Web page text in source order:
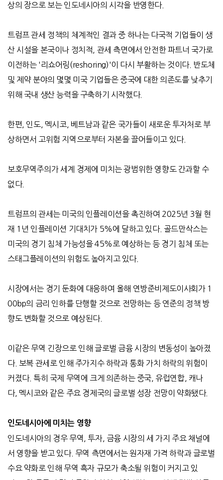
상의 장으로 보는 인도네시아의 시각을 반영한다.
트럼프 관세 정책의 체계적인 결과 중 하나는 다국적 기업들이 생
산 시설을 본국이나 정치적
관세 측면에서 안전한 파트너 국가로
이전하는'리쇼어링(reshoring)'이 다시 부활하는 것이다. 반도체
및 제약 분야의 몇몇 미국 기업들은 중국에 대한 의존도를 낮추기
위해 국내 생산 능력을 구축하기 시작했다.
한편 인도 멕시코
베트남과 같은 국가들이 새로운 투자처로 부
상하면서 고위험 지역으로부터 자본을 끌어들이고 있다.
보호무역주의가 세계 경제에 미치는 광범위한 영향도 간과할 수
없다.
트럼프의 관세는 미국의 인플레이션을 촉진하여 2025년 3월 현
재 1 년 인플레이션 기대치가 5%에 달하고 있다. 골드만삭스는
미국의 경기 침체 가능성을45% 로 예상하는 등 경기 침체 또는
스태그플레이션의 위험도 높아지고 있다.
시장에서는 경기 둔화에 대응하여 올해 연방준비제도이사회가1
00bp의 금리 인하를 단행할 것으로 전망하는 등 연준의 정책 방
향도 변화할 것으로 예상된다.
이같은 무역 긴장으로 인해 글로벌 금융 시장의 변동성이 높아졌
다.
보복 관세로 인해 주가지수 하락과 통화 가치 하락의 위험이
커졌다. 특히 국제 무역에 크게 의존하는 중국 유럽연합, 캐나
다, 멕시코와 같은 주요 경제국의 글로벌 성장 전망이 약화됐다.
인도네시아에 미치는 영향
인도네시아의 경우 무역 투자, 금융 시장의 세 가지 주요 채널에
서 영향을 받고 있다. 무역 측면에서는 원자재 가격 하락과 글로벌
수요 약화로 인해 무역 흑자 규모가 축소될 위험이 커지고 있